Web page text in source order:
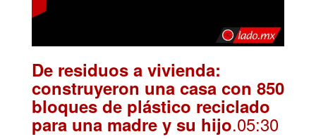
De residuos a vivienda:
construyeron una casa con 850
bloques de plástico reciclado
para una madre y su hijo.05:30